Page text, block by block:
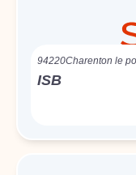
94220Charenton le
ISB